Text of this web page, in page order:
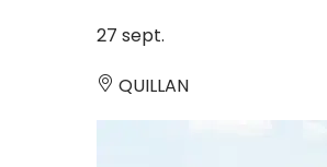
27 sept.
QUILLAN